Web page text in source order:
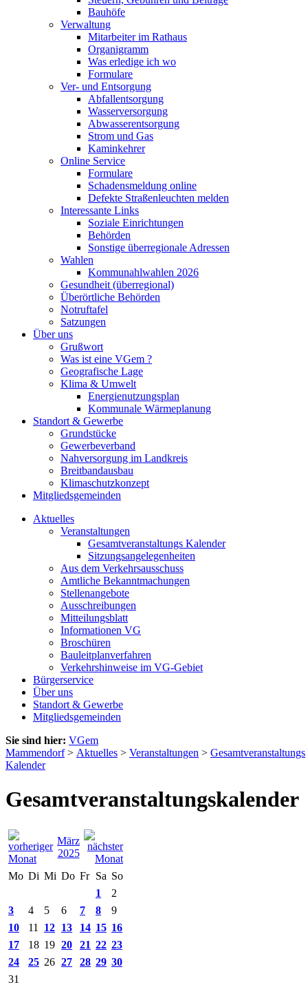
Bauhöfe
Verwaltung
Mitarbeiter im Rathaus
Organigramm
Was erledige ich wo
Formulare
Ver- und Entsorgung
Abfallentsorgung
Wasserversorgung
Abwasserentsorgung
Strom und Gas
Kaminkehrer
Online Service
Formulare
Schadensmeldung online
Defekte Straßenleuchten melden
Interessante Links
Soziale Einrichtungen
Behörden
Sonstige überregionale Adressen
Wahlen
Kommunahlwahlen 2026
Gesundheit (überregional)
Überörtliche Behörden
Notruftafel
Satzungen
Über uns
Grußwort
Was ist eine VGem ?
Geografische Lage
Klima & Umwelt
Energienutzungsplan
Kommunale Wärmeplanung
Standort & Gewerbe
Grundstücke
Gewerbeverband
Nahversorgung im Landkreis
Breitbandausbau
Klimaschutzkonzept
Mitgliedsgemeinden
Aktuelles
Veranstaltungen
Gesamtveranstaltungs Kalender
Sitzungsangelegenheiten
Aus dem Verkehrsausschuss
Amtliche Bekanntmachungen
Stellenangebote
Ausschreibungen
Mitteilungsblatt
Informationen VG
Broschüren
Bauleitplanverfahren
Verkehrshinweise im VG-Gebiet
Bürgerservice
Über uns
Standort & Gewerbe
Mitgliedsgemeinden
Sie sind hier: VGem
Mammendorf> Aktuelles > Veranstaltungen > Gesamtveranstaltungs
Kalender
Gesamtveranstaltungskalender
März
2025
Mo Di Mi Do Fr Sa So
1
2
3
4 5 6 7 8
9
10
11 12 13 14 15 16
17
18 19 20 21 22 23
24
25 26 27 28 29 30
31